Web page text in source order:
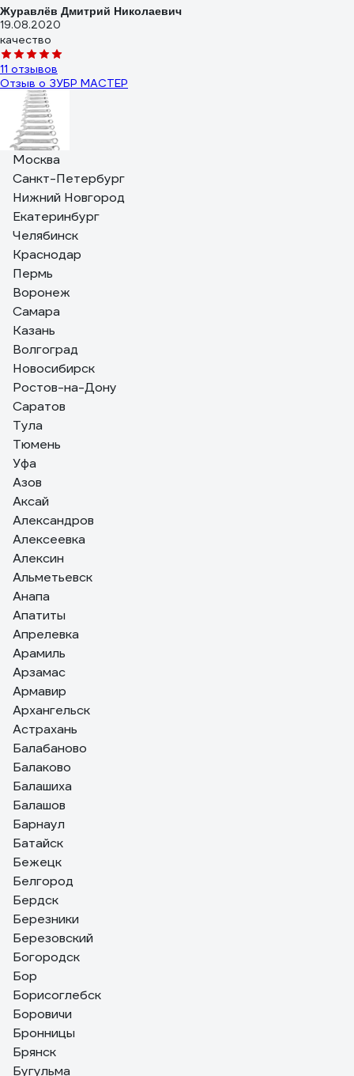
Журавлёв Дмитрий Николаевич
19.08.2020
качество
11 отзывов
Отзыв о ЗУБР МАСТЕР
Алексей М.
22.04.2021
удобный
4 отзыва
Отзыв о NORGAU N2ATM
Рус Й.
03.12.2025
солидно выглядят, видно что из благородного металла,
отличное средство инвестиций, приятно тешит самолюбие,
гайки сами отворачиваются при виде сего чуда, мужики с
соседних гаражей горят завистью
Москва
Санкт-Петербург
Нижний Новгород
Екатеринбург
Челябинск
Краснодар
Пермь
Воронеж
Самара
Казань
Волгоград
Новосибирск
Ростов-на-Дону
Саратов
Тула
Тюмень
Уфа
Азов
Аксай
Александров
Алексеевка
Алексин
Альметьевск
Анапа
Апатиты
Апрелевка
Арамиль
Арзамас
Армавир
Архангельск
Астрахань
Балабаново
Балаково
Балашиха
Балашов
Барнаул
Батайск
Бежецк
Белгород
Бердск
Березники
Березовский
Богородск
Бор
Борисоглебск
Боровичи
Бронницы
Брянск
Бугульма